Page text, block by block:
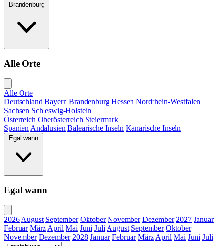
Brandenburg
Alle Orte
Alle Orte
Deutschland Bayern Brandenburg Hessen Nordrhein-Westfalen
Sachsen Schleswig-Holstein
Österreich Oberösterreich Steiermark
Spanien Andalusien Balearische Inseln Kanarische Inseln
Egal wann
Egal wann
2026 August September Oktober November Dezember 2027 Januar
Februar März April Mai Juni Juli August September Oktober
November Dezember 2028 Januar Februar März April Mai Juni Juli